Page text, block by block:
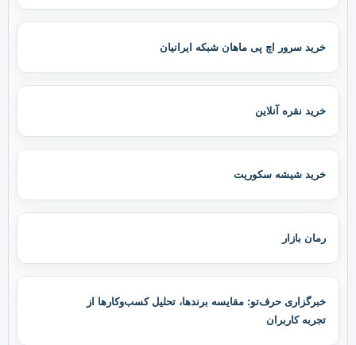
خرید سرور اچ پی ماهان شبکه ایرانیان
خرید نقره آنلاین
خرید شیشه سکوریت
رمان بازار
خبرگزاری حرف‌تو: مقایسه برندها، تحلیل کسب‌وکارها از
تجربه کاربران